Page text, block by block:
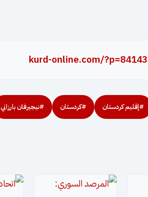
kurd-online.com/?p=84143
#إقليم كردستان #كردستان #نيجيرفان بارزاني